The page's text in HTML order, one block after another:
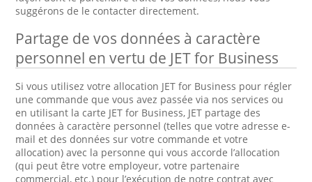
suggérons de le contacter directement.
Partage de vos données à caractère
personnel en vertu de JET for Business
Si vous utilisez votre allocation JET for Business pour régler
une commande que vous avez passée via nos services ou
en utilisant la carte JET for Business, JET partage des
données à caractère personnel (telles que votre adresse e-
mail et des données sur votre commande et votre
allocation) avec la personne qui vous accorde l’allocation
(qui peut être votre employeur, votre partenaire
commercial, etc.) pour l’exécution de notre contrat avec